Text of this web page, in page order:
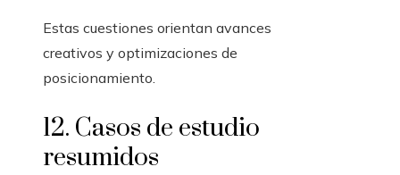
Estas cuestiones orientan avances
creativos y optimizaciones de
posicionamiento.
12. Casos de estudio
resumidos